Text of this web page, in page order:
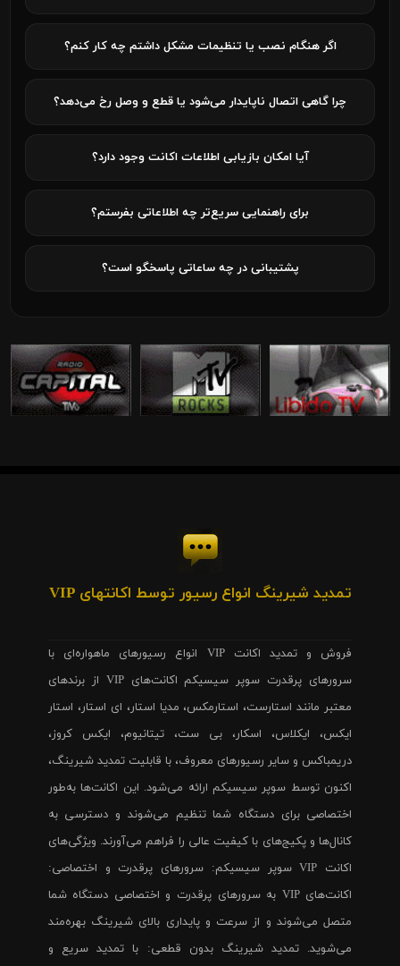
اگر هنگام نصب یا تنظیمات مشکل داشتم چه کار کنم؟
چرا گاهی اتصال ناپایدار می‌شود یا قطع و وصل رخ می‌دهد؟
آیا امکان بازیابی اطلاعات اکانت وجود دارد؟
برای راهنمایی سریع‌تر چه اطلاعاتی بفرستم؟
پشتیبانی در چه ساعاتی پاسخگو است؟
تمدید شیرینگ انواع رسیور توسط اکانتهای VIP
فروش و تمدید اکانت VIP انواع رسیورهای ماهواره‌ای با
سرورهای پرقدرت سوپر سیسیکم اکانت‌های VIP از برندهای
معتبر مانند استارست، استارمکس، مدیا استار، ای استار، استار
ایکس، ایکلاس، اسکار، بی ست، تیتانیوم، ایکس کروز،
دریمباکس و سایر رسیورهای معروف، با قابلیت تمدید شیرینگ،
اکنون توسط سوپر سیسیکم ارائه می‌شود. این اکانت‌ها به‌طور
اختصاصی برای دستگاه شما تنظیم می‌شوند و دسترسی به
کانال‌ها و پکیج‌های با کیفیت عالی را فراهم می‌آورند. ویژگی‌های
اکانت VIP سوپر سیسیکم: سرورهای پرقدرت و اختصاصی:
اکانت‌های VIP به سرورهای پرقدرت و اختصاصی دستگاه شما
متصل می‌شوند و از سرعت و پایداری بالای شیرینگ بهره‌مند
می‌شوید. تمدید شیرینگ بدون قطعی: با تمدید سریع و